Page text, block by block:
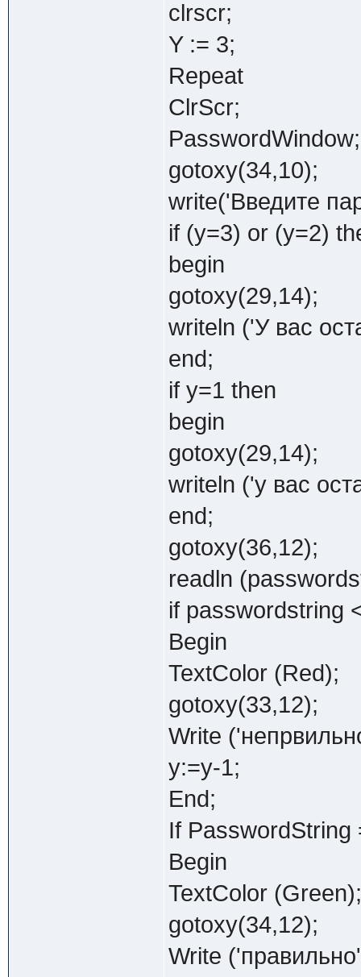
clrscr;
Y := 3;
Repeat
ClrScr;
PasswordWindow;
gotoxy(34,10);
write('Введите
if (y=3) or (y=2)
begin
gotoxy(29,14);
writeln ('У вас
end;
if y=1 then
begin
gotoxy(29,14);
writeln ('у вас
end;
gotoxy(36,12);
readln
if passwordstring
Begin
TextColor (Red);
gotoxy(33,12);
Write
y:=y-1;
End;
If PasswordString
Begin
TextColor (Green);
gotoxy(34,12);
Write